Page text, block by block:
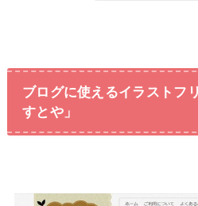
ブログに使えるイラスト
すとや」